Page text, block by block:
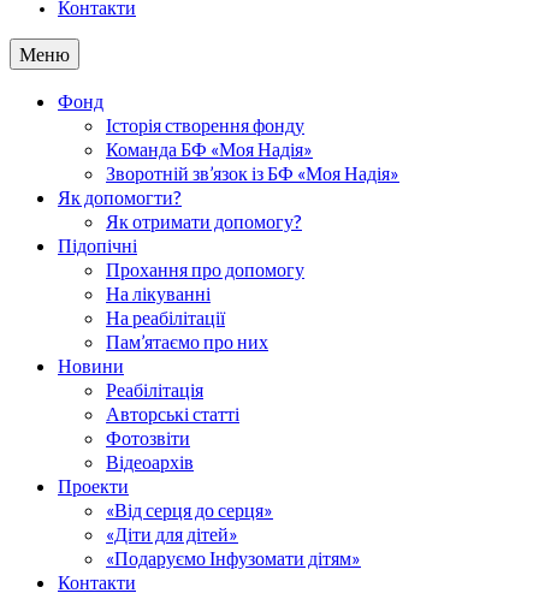
Контакти
Меню
Фонд
Історія створення фонду
Команда БФ «Моя Надія»
Зворотній зв’язок із БФ «Моя Надія»
Як допомогти?
Як отримати допомогу?
Підопічні
Прохання про допомогу
На лікуванні
На реабілітації
Пам’ятаємо про них
Новини
Реабілітація
Авторські статті
Фотозвіти
Відеоархів
Проекти
«Від серця до серця»
«Діти для дітей»
«Подаруємо Інфузомати дітям»
Контакти